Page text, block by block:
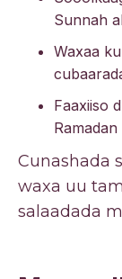
Sunnah
Waxaa
Faaxiiso
Ramadan
Cunashada
waxa uu
salaadada